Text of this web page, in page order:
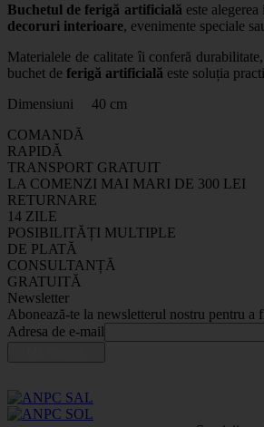
Buchetul de ferigă artificială este
decoruri interioare, evenimente speciale
Materialele de calitate îi conferă
buchet de ferigă artificială este soluția
Dimensiuni 40 cm
COMANDĂ
RAPIDĂ
TRANSPORT GRATUIT
LA COMENZI MAI MARI DE 300 LEI
RETURNARE
14 ZILE
POSIBILITĂȚI MULTIPLE
DE PLATĂ
CONSULTANȚĂ
GRATUITĂ
Newsletter
Abonează-te la newsletterul nostru pentru a
Adresa de e-mail